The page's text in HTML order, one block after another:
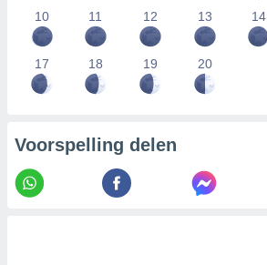
10 11 12 13 14
17 18 19 20
Voorspelling delen